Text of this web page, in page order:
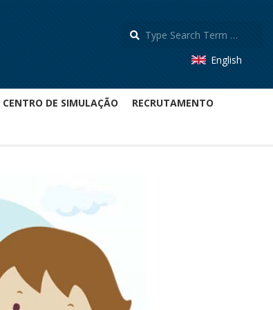
English
CENTRO DE SIMULAÇÃO RECRUTAMENTO